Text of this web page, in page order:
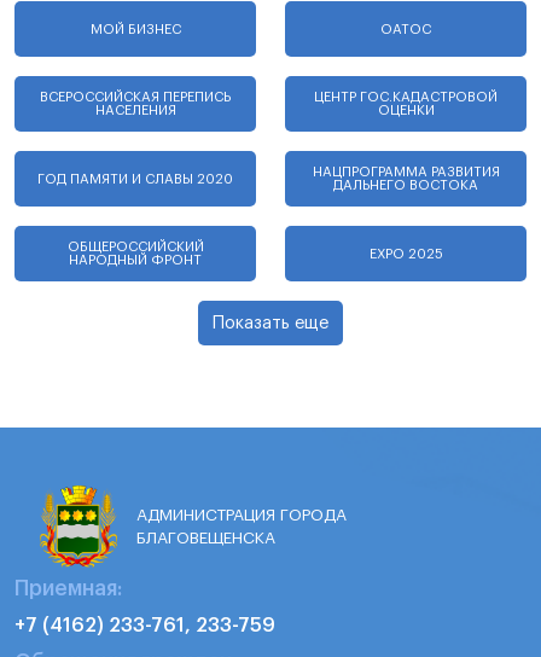
МОЙ БИЗНЕС ОАТОС
ВСЕРОССИЙСКАЯ ПЕРЕПИСЬ
НАСЕЛЕНИЯ
ЦЕНТР ГОС.КАДАСТРОВОЙ
ОЦЕНКИ
ГОД ПАМЯТИ И СЛАВЫ 2020
НАЦПРОГРАММА РАЗВИТИЯ
ДАЛЬНЕГО ВОСТОКА
ОБЩЕРОССИЙСКИЙ
НАРОДНЫЙ ФРОНТ
EXPO 2025
Показать еще
АДМИНИСТРАЦИЯ ГОРОДА
БЛАГОВЕЩЕНСКА
Приемная:
+7 (4162) 233-761, 233-759